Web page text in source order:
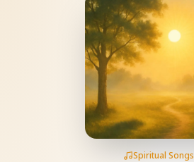
Spiritual Songs